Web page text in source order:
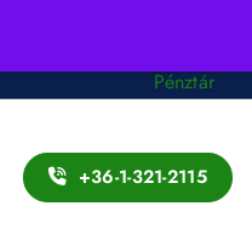
Pénztár
+36-1-321-2115